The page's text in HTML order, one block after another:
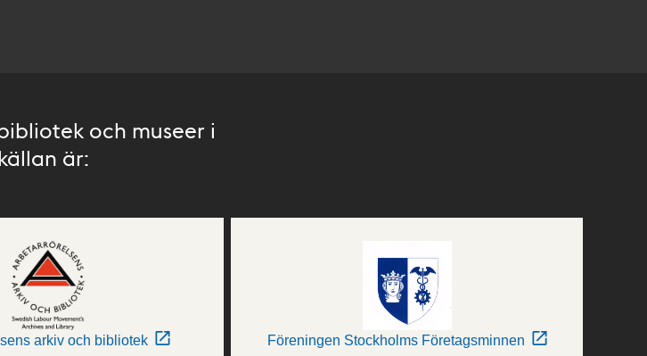
och museer i
är:
arkiv och bibliotek Föreningen Stockholms Företagsminnen